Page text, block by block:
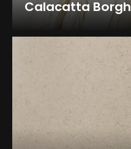
Calacatta